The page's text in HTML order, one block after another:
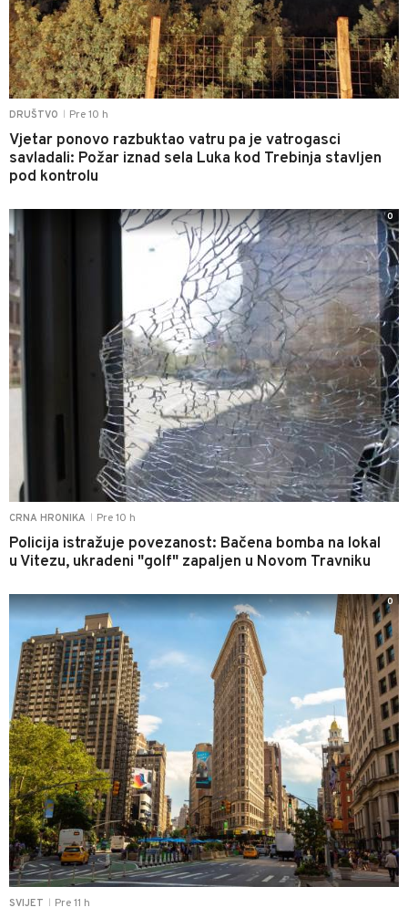
DRUŠTVO Pre 10 h
Vjetar ponovo razbuktao vatru pa je vatrogasci
savladali: Požar iznad sela Luka kod Trebinja stavljen
pod kontrolu
CRNA HRONIKA Pre 10 h
Policija istražuje povezanost: Bačena bomba na lokal
u Vitezu, ukradeni "golf" zapaljen u Novom Travniku
0
SVIJET Pre 11 h
0